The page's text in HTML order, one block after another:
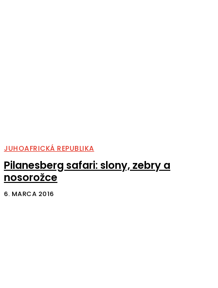
JUHOAFRICKÁ REPUBLIKA
Pilanesberg safari: slony, zebry a
nosorožce
6. MARCA 2016